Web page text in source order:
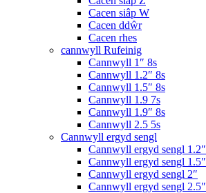
Cacen siâp W
Cacen ddŵr
Cacen rhes
cannwyll Rufeinig
Cannwyll 1″ 8s
Cannwyll 1.2″ 8s
Cannwyll 1.5″ 8s
Cannwyll 1.9 7s
Cannwyll 1.9″ 8s
Cannwyll 2.5 5s
Cannwyll ergyd sengl
Cannwyll ergyd sengl 1.2″
Cannwyll ergyd sengl 1.5″
Cannwyll ergyd sengl 2″
Cannwyll ergyd sengl 2.5″